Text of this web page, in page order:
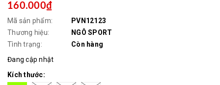
160.000₫
Mã sản phẩm:
PVN12123
Thương hiệu:
NGÔ SPORT
Tình trạng:
Còn hàng
Đang cập nhật
Kích thước: